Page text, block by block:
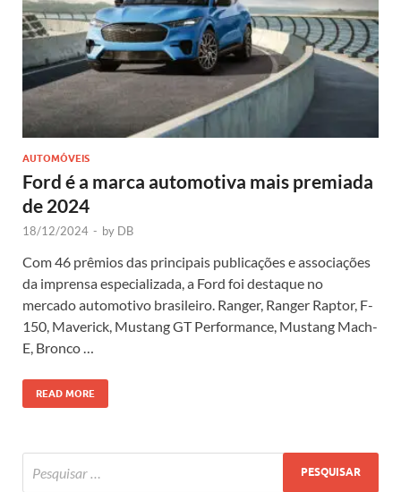
AUTOMÓVEIS
Ford é a marca automotiva mais premiada
de 2024
18/12/2024 - by DB
Com 46 prêmios das principais publicações e associações
da imprensa especializada, a Ford foi destaque no
mercado automotivo brasileiro. Ranger, Ranger Raptor, F-
150, Maverick, Mustang GT Performance, Mustang Mach-
E, Bronco …
READ MORE